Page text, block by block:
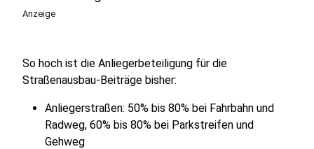
Anzeige
So hoch ist die Anliegerbeteiligung für die
Straßenausbau-Beiträge bisher:
Anliegerstraßen: 50% bis 80% bei Fahrbahn und
Radweg, 60% bis 80% bei Parkstreifen und
Gehweg